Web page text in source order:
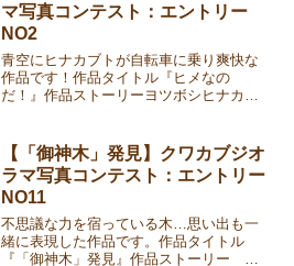
マ写真コンテスト：エントリー
NO2
青空にヒナカブトが自転車に乗り爽快な
作品です！作品タイトル『ヒメなの
だ！』作品ストーリーヨツボシヒナカブ
強い先輩のようなクライマーになるのが
目標！大好きな歌『ヒメ・...
【「御神木」発見】クワカブジオ
ラマ写真コンテスト：エントリー
NO11
不思議な力を宿っている木…思い出も一
緒に表現した作品です。作品タイトル
『「御神木」発見』作品ストーリー 一